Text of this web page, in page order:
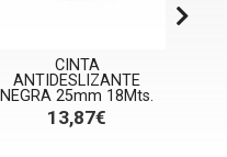
CINTA
ANTIDESLIZANTE
NEGRA 25mm 18Mts.
13,87€